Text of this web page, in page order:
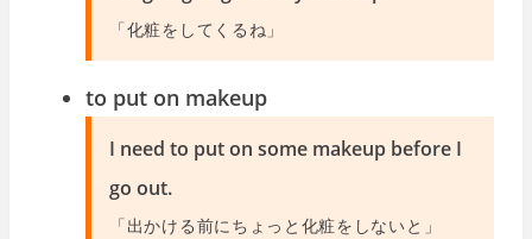
「化粧をしてくるね」
to put on makeup
I need to put on some makeup before I
go out.
「出かける前にちょっと化粧をしないと」